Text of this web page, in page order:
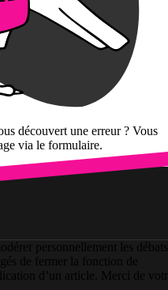
découvert une erreur ? Vous
via le formulaire.
personnellement les débats
de fermer la fonction de
d’un article. Merci de